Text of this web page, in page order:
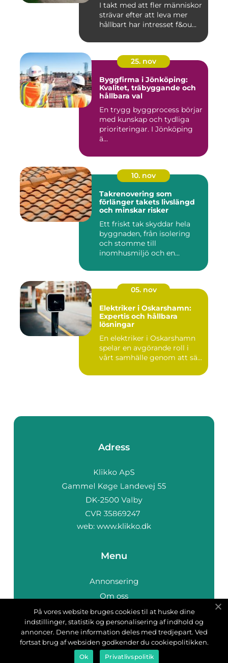
I takt med att fler människor
strävar efter att leva mer
hållbart har intresset f&ou...
25. nov
Byggfirma i Jönköping:
Kvalitet, träbyggande och
hållbara val
En trygg byggprocess börjar
med kunskap och tydliga
prioriteringar. I Jönköping
ä...
10. nov
Takrenovering som
förlänger takets livslängd
och minskar risker
Ett friskt tak skyddar hela
byggnaden, från isolering
och stomme till
inomhusmiljö och en...
05. nov
Elektriker i Oskarshamn:
Expertis och hållbara
lösningar
En elektriker i Oskarshamn
spelar en avgörande roll i
vårt samhälle genom att sä...
Adress
web: www.klikko.dk
Menu
Annonsering
Om oss
Cookies
Kontakta oss
Sitemap
På vores website bruges cookies til at huske dine
indstillinger, statistik og personalisering af indhold og
annoncer. Denne information deles med tredjepart. Ved
fortsat brug af websiden godkender du cookiepolitikken.
Ok Privatlivspolitik